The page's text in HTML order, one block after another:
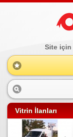
Site için
Vitrin İlanları